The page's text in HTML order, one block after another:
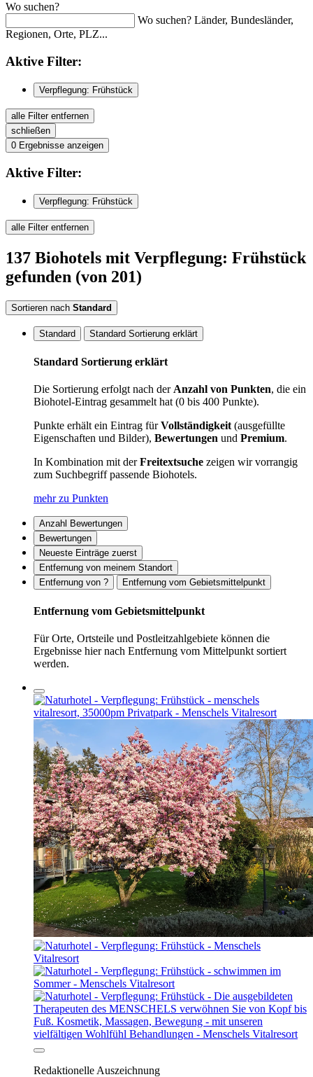
Wo suchen?
Wo suchen? Länder, Bundesländer,
Regionen, Orte, PLZ...
Aktive Filter:
Verpflegung: Frühstück
alle Filter entfernen
schließen
0 Ergebnisse anzeigen
Aktive Filter:
Verpflegung: Frühstück
alle Filter entfernen
137 Biohotels mit Verpflegung: Frühstück
gefunden (von 201)
Sortieren nach Standard
Standard Standard Sortierung erklärt
Standard Sortierung erklärt
Die Sortierung erfolgt nach derAnzahl von Punkten, die ein
Biohotel-Eintrag gesammelt hat (0 bis 400 Punkte).
Punkte erhält ein Eintrag fürVollständigkeit(ausgefüllte
Eigenschaften und Bilder), Bewertungen und Premium.
In Kombination mit derFreitextsuche zeigen wir vorrangig
zum Suchbegriff passende Biohotels.
mehr zu Punkten
Anzahl Bewertungen
Bewertungen
Neueste Einträge zuerst
Entfernung von meinem Standort
Entfernung von ?
Entfernung vom Gebietsmittelpunkt
Entfernung vom Gebietsmittelpunkt
Für Orte, Ortsteile und Postleitzahlgebiete können die
Ergebnisse hier nach Entfernung vom Mittelpunkt sortiert
werden.
Redaktionelle Auszeichnung